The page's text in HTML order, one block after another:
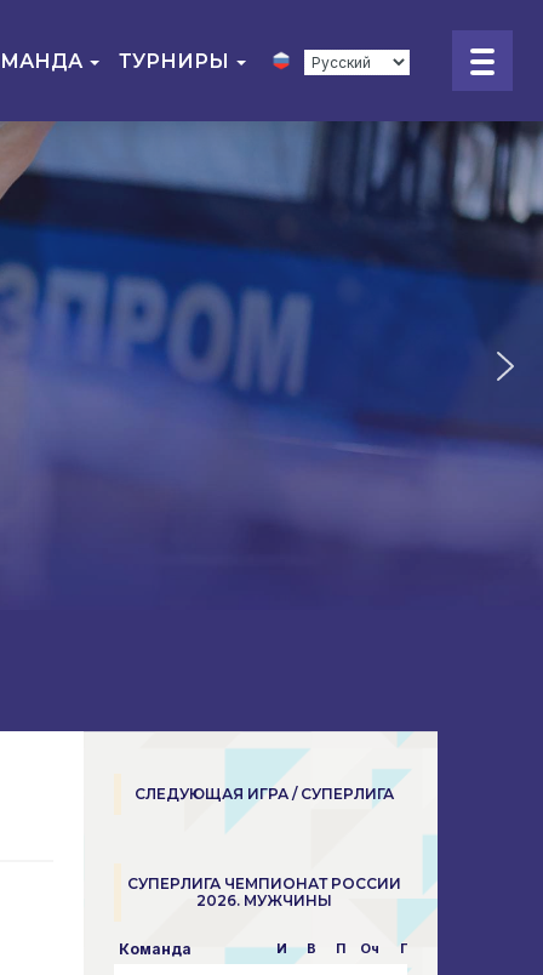
ТУРНИРЫ
СЛЕДУЮЩАЯ ИГРА / СУПЕРЛИГА
СУПЕРЛИГА ЧЕМПИОНАТ РОССИИ
2026. МУЖЧИНЫ
Команда И В П Оч Пар